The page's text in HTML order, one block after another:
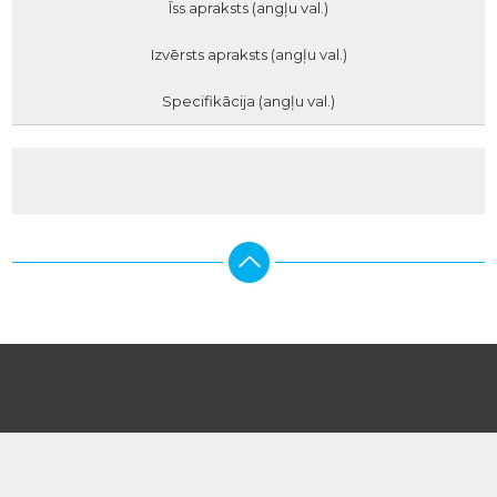
Īss apraksts (angļu val.)
Izvērsts apraksts (angļu val.)
Specifikācija (angļu val.)